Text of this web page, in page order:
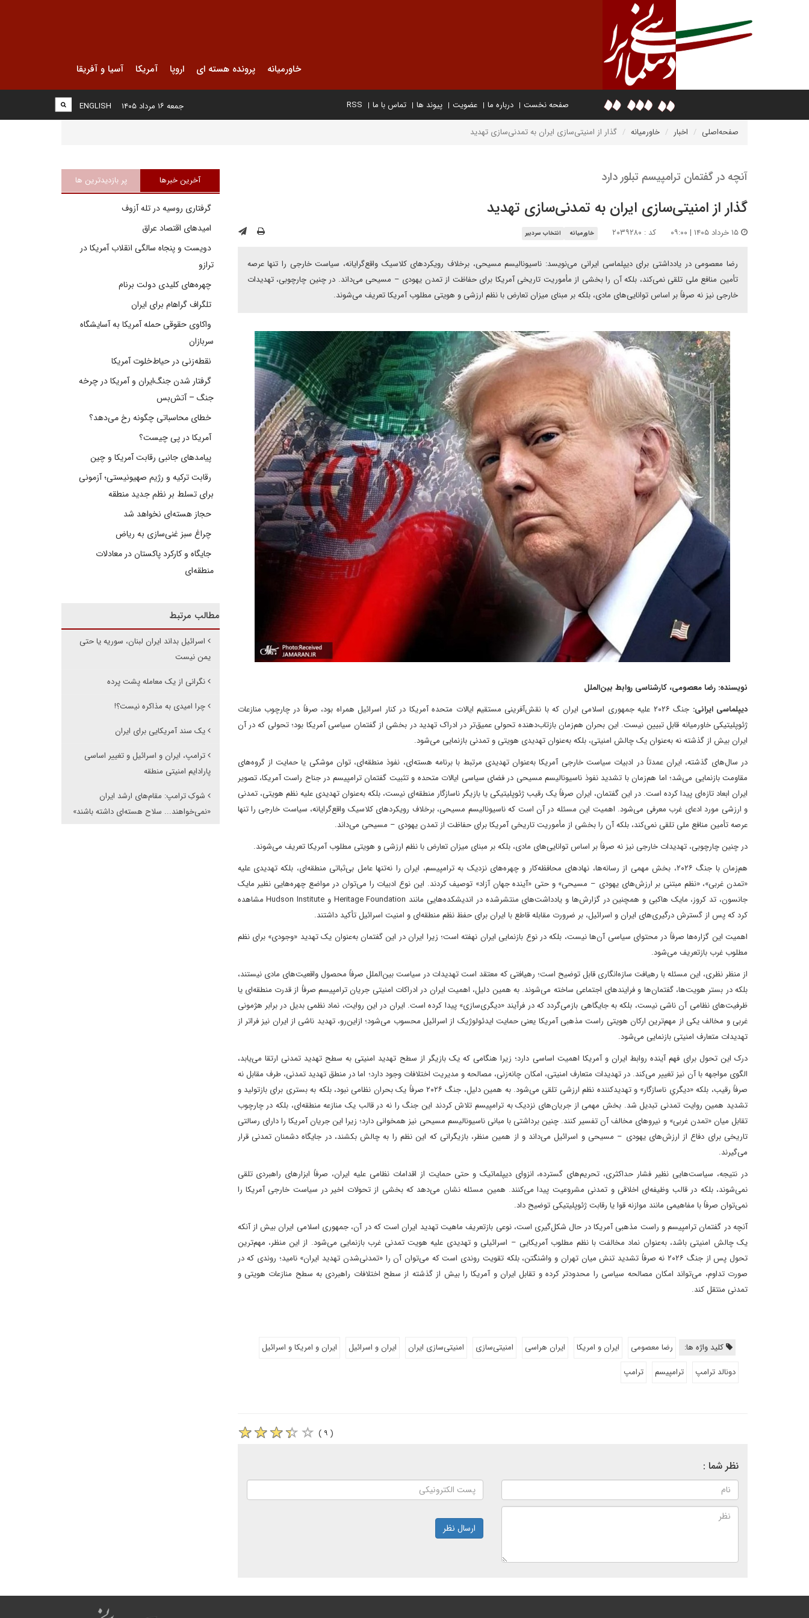
خاورمیانه پرونده هسته ای اروپا آمریکا آسیا و آفریقا
صفحه نخست درباره ما عضویت پیوند ها تماس با ما RSS
ENGLISH جمعه ۱۶ مرداد ۱۴۰۵
صفحه‌اصلی اخبار خاورمیانه گذار از امنیتی‌سازی ایران به تمدنی‌سازی تهدید
آنچه در گفتمان ترامپیسم تبلور دارد
گذار از امنیتی‌سازی ایران به تمدنی‌سازی تهدید
کد : ۲۰۳۹۲۸۰ خاورمیانه انتخاب سردبیر
رضا معصومی در یادداشتی برای دیپلماسی ایرانی می‌نویسد: ناسیونالیسم مسیحی، برخلاف رویکردهای کلاسیک واقع‌گرایانه، سیاست خارجی را تنها عرصه
تأمین منافع ملی تلقی نمی‌کند، بلکه آن را بخشی از مأموریت تاریخی آمریکا برای حفاظت از تمدن یهودی – مسیحی می‌داند. در چنین چارچوبی، تهدیدات
خارجی نیز نه صرفاً بر اساس توانایی‌های مادی، بلکه بر مبنای میزان تعارض با نظم ارزشی و هویتی مطلوب آمریکا تعریف می‌شوند.
نویسنده: رضا معصومی، کارشناسی روابط بین‌الملل
دیپلماسی ایرانی:
جنگ ۲۰۲۶ علیه جمهوری اسلامی ایران که با نقش‌آفرینی مستقیم ایالات متحده آمریکا در کنار اسرائیل همراه بود، صرفاً در چارچوب منازعات
ژئوپلیتیکی خاورمیانه قابل تبیین نیست. این بحران هم‌زمان بازتاب‌دهنده تحولی عمیق‌تر در ادراک تهدید در بخشی از گفتمان سیاسی آمریکا بود؛ تحولی که در آن
ایران بیش از گذشته نه به‌عنوان یک چالش امنیتی، بلکه به‌عنوان تهدیدی هویتی و تمدنی بازنمایی می‌شود.
در سال‌های گذشته، ایران عمدتاً در ادبیات سیاست خارجی آمریکا به‌عنوان تهدیدی مرتبط با برنامه هسته‌ای، نفوذ منطقه‌ای، توان موشکی یا حمایت از گروه‌های
مقاومت بازنمایی می‌شد؛ اما هم‌زمان با تشدید نفوذ ناسیونالیسم مسیحی در فضای سیاسی ایالات متحده و تثبیت گفتمان ترامپیسم در جناح راست آمریکا، تصویر
ایران ابعاد تازه‌ای پیدا کرده است. در این گفتمان، ایران صرفاً یک رقیب ژئوپلیتیکی یا بازیگر ناسازگار منطقه‌ای نیست، بلکه به‌عنوان تهدیدی علیه نظم هویتی، تمدنی
و ارزشی مورد ادعای غرب معرفی می‌شود. اهمیت این مسئله در آن است که ناسیونالیسم مسیحی، برخلاف رویکردهای کلاسیک واقع‌گرایانه، سیاست خارجی را تنها
عرصه تأمین منافع ملی تلقی نمی‌کند، بلکه آن را بخشی از مأموریت تاریخی آمریکا برای حفاظت از تمدن یهودی – مسیحی می‌داند.
در چنین چارچوبی، تهدیدات خارجی نیز نه صرفاً بر اساس توانایی‌های مادی، بلکه بر مبنای میزان تعارض با نظم ارزشی و هویتی مطلوب آمریکا تعریف می‌شوند.
هم‌زمان با جنگ ۲۰۲۶، بخش مهمی از رسانه‌ها، نهادهای محافظه‌کار و چهره‌های نزدیک به ترامپیسم، ایران را نه‌تنها عامل بی‌ثباتی منطقه‌ای، بلکه تهدیدی علیه
«تمدن غربی»، «نظم مبتنی بر ارزش‌های یهودی – مسیحی» و حتی «آینده جهان آزاد» توصیف کردند. این نوع ادبیات را می‌توان در مواضع چهره‌هایی نظیر مایک
جانسون، تد کروز، مایک هاکبی و همچنین در گزارش‌ها و یادداشت‌های منتشرشده در اندیشکده‌هایی مانند Heritage Foundation و Hudson Institute مشاهده
کرد که پس از گسترش درگیری‌های ایران و اسرائیل، بر ضرورت مقابله قاطع با ایران برای حفظ نظم منطقه‌ای و امنیت اسرائیل تأکید داشتند.
اهمیت این گزاره‌ها صرفاً در محتوای سیاسی آن‌ها نیست، بلکه در نوع بازنمایی ایران نهفته است؛ زیرا ایران در این گفتمان به‌عنوان یک تهدید «وجودی» برای نظم
مطلوب غرب بازتعریف می‌شود.
از منظر نظری، این مسئله با رهیافت سازه‌انگاری قابل توضیح است؛ رهیافتی که معتقد است تهدیدات در سیاست بین‌الملل صرفاً محصول واقعیت‌های مادی نیستند،
بلکه در بستر هویت‌ها، گفتمان‌ها و فرایندهای اجتماعی ساخته می‌شوند. به همین دلیل، اهمیت ایران در ادراکات امنیتی جریان ترامپیسم صرفاً از قدرت منطقه‌ای یا
ظرفیت‌های نظامی آن ناشی نیست، بلکه به جایگاهی بازمی‌گردد که در فرآیند «دیگری‌سازی» پیدا کرده است. ایران در این روایت، نماد نظمی بدیل در برابر هژمونی
غربی و مخالف یکی از مهم‌ترین ارکان هویتی راست مذهبی آمریکا یعنی حمایت ایدئولوژیک از اسرائیل محسوب می‌شود؛ ازاین‌رو، تهدید ناشی از ایران نیز فراتر از
تهدیدات متعارف امنیتی بازنمایی می‌شود.
درک این تحول برای فهم آینده روابط ایران و آمریکا اهمیت اساسی دارد؛ زیرا هنگامی که یک بازیگر از سطح تهدید امنیتی به سطح تهدید تمدنی ارتقا می‌یابد،
الگوی مواجهه با آن نیز تغییر می‌کند. در تهدیدات متعارف امنیتی، امکان چانه‌زنی، مصالحه و مدیریت اختلافات وجود دارد؛ اما در منطق تهدید تمدنی، طرف مقابل نه
صرفاً رقیب، بلکه «دیگریِ ناسازگار» و تهدیدکننده نظم ارزشی تلقی می‌شود. به همین دلیل، جنگ ۲۰۲۶ صرفاً یک بحران نظامی نبود، بلکه به بستری برای بازتولید و
تشدید همین روایت تمدنی تبدیل شد. بخش مهمی از جریان‌های نزدیک به ترامپیسم تلاش کردند این جنگ را نه در قالب یک منازعه منطقه‌ای، بلکه در چارچوب
تقابل میان «تمدن غربی» و نیروهای مخالف آن تفسیر کنند. چنین برداشتی با مبانی ناسیونالیسم مسیحی نیز همخوانی دارد؛ زیرا این جریان آمریکا را دارای رسالتی
تاریخی برای دفاع از ارزش‌های یهودی – مسیحی و اسرائیل می‌داند و از همین منظر، بازیگرانی که این نظم را به چالش بکشند، در جایگاه دشمنان تمدنی قرار
می‌گیرند.
در نتیجه، سیاست‌هایی نظیر فشار حداکثری، تحریم‌های گسترده، انزوای دیپلماتیک و حتی حمایت از اقدامات نظامی علیه ایران، صرفاً ابزارهای راهبردی تلقی
نمی‌شوند، بلکه در قالب وظیفه‌ای اخلاقی و تمدنی مشروعیت پیدا می‌کنند. همین مسئله نشان می‌دهد که بخشی از تحولات اخیر در سیاست خارجی آمریکا را
نمی‌توان صرفاً با مفاهیمی مانند موازنه قوا یا رقابت ژئوپلیتیکی توضیح داد.
آنچه در گفتمان ترامپیسم و راست مذهبی آمریکا در حال شکل‌گیری است، نوعی بازتعریف ماهیت تهدید ایران است که در آن، جمهوری اسلامی ایران بیش از آنکه
یک چالش امنیتی باشد، به‌عنوان نماد مخالفت با نظم مطلوب آمریکایی – اسرائیلی و تهدیدی علیه هویت تمدنی غرب بازنمایی می‌شود. از این منظر، مهم‌ترین
تحول پس از جنگ ۲۰۲۶ نه صرفاً تشدید تنش میان تهران و واشنگتن، بلکه تقویت روندی است که می‌توان آن را «تمدنی‌شدن تهدید ایران» نامید؛ روندی که در
صورت تداوم، می‌تواند امکان مصالحه سیاسی را محدودتر کرده و تقابل ایران و آمریکا را بیش از گذشته از سطح اختلافات راهبردی به سطح منازعات هویتی و
تمدنی منتقل کند.
کلید واژه ها: رضا معصومی ایران و امریکا ایران هراسی امنیتی‌سازی امنیتی‌سازی ایران ایران و اسرائیل
ایران و امریکا و اسرائیل
دونالد ترامپ
ترامپیسم ترامپ
( ۹ )
نظر شما :
ارسال نظر
آخرین خبرها پر بازدیدترین ها
گرفتاری روسیه در تله آزوف
امیدهای اقتصاد عراق
دویست و پنجاه سالگی انقلاب آمریکا در
ترازو
چهره‌های کلیدی دولت برنام
تلگراف گراهام برای ایران
واکاوی حقوقی حمله آمریکا به آسایشگاه
سربازان
نقطه‌زنی در حیاط‌خلوت آمریکا
گرفتار شدن جنگ‌ایران و آمریکا در چرخه
جنگ – آتش‌بس
خطای محاسباتی چگونه رخ می‌دهد؟
آمریکا در پی چیست؟
پیامدهای جانبی رقابت آمریکا و چین
رقابت ترکیه و رژیم صهیونیستی؛ آزمونی
برای تسلط بر نظم جدید منطقه
حجاز هسته‌ای نخواهد شد
چراغ سبز غنی‌سازی به ریاض
جایگاه و کارکرد پاکستان در معادلات
منطقه‌ای
مطالب مرتبط
اسرائیل بداند ایران لبنان، سوریه یا حتی
یمن نیست
نگرانی از یک معامله پشت پرده
چرا امیدی به مذاکره نیست؟!
یک سند آمریکایی برای ایران
ترامپ، ایران و اسرائیل و تغییر اساسی
پارادایم امنیتی منطقه
شوکِ ترامپ: مقام‌های ارشد ایران
«نمی‌خواهند... سلاح هسته‌ای داشته باشند»